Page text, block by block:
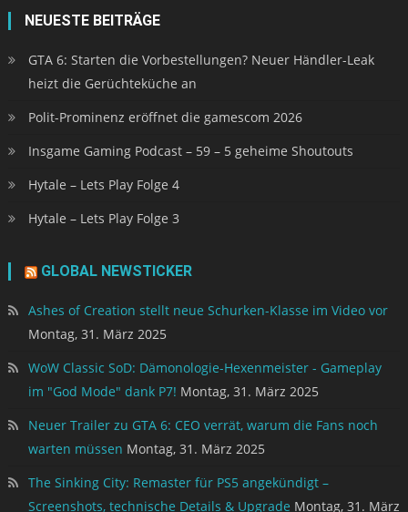
NEUESTE BEITRÄGE
GTA 6: Starten die Vorbestellungen? Neuer Händler-Leak
heizt die Gerüchteküche an
Polit-Prominenz eröffnet die gamescom 2026
Insgame Gaming Podcast – 59 – 5 geheime Shoutouts
Hytale – Lets Play Folge 4
Hytale – Lets Play Folge 3
GLOBAL NEWSTICKER
Ashes of Creation stellt neue Schurken-Klasse im Video vor
Montag, 31. März 2025
WoW Classic SoD: Dämonologie-Hexenmeister - Gameplay
im "God Mode" dank P7! Montag, 31. März 2025
Neuer Trailer zu GTA 6: CEO verrät, warum die Fans noch
warten müssen Montag, 31. März 2025
The Sinking City: Remaster für PS5 angekündigt –
Screenshots, technische Details & Upgrade Montag, 31. März